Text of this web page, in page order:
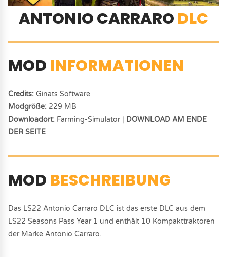
ANTONIO CARRARO DLC
MOD INFORMATIONEN
Credits: Ginats Software
Modgröße: 229 MB
Downloadort: Farming-Simulator | DOWNLOAD AM ENDE
DER SEITE
MOD BESCHREIBUNG
Das LS22 Antonio Carraro DLC ist das erste DLC aus dem
LS22 Seasons Pass Year 1 und enthält 10 Kompakttraktoren
der Marke Antonio Carraro.